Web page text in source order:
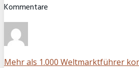
Kommentare
Mehr als 1.000 Weltmarktführer